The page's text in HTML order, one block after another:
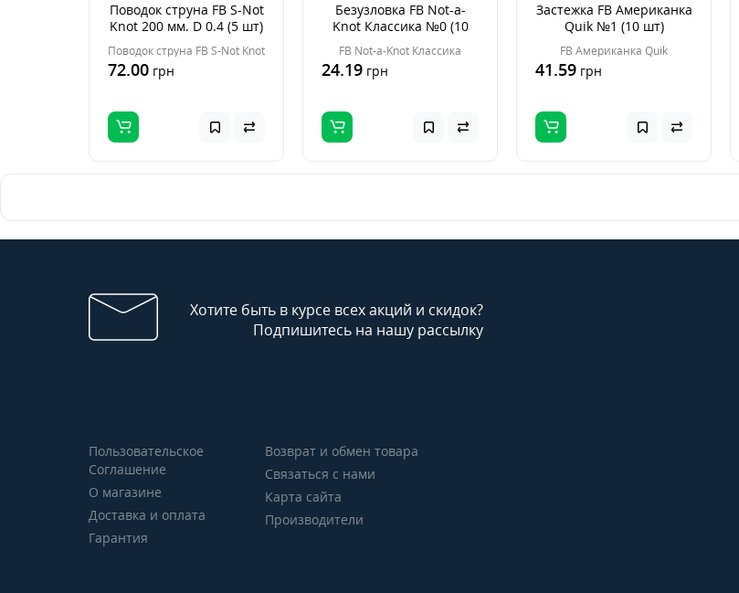
Поводок струна FB S-Not
Knot 200 мм. D 0.4 (5 шт)
Поводок струна FB S-Not Knot
72.00 грн
Безузловка FB Not-a-
Knot Классика №0 (10
шт)
FB Not-a-Knot Классика
24.19 грн
Застежка FB Американка
Quik №1 (10 шт)
FB Американка Quik
41.59 грн
Хотите быть в курсе всех акций и скидок?
Подпишитесь на нашу рассылку
Пользовательское
Соглашение
О магазине
Доставка и оплата
Гарантия
Возврат и обмен товара
Связаться с нами
Карта сайта
Производители